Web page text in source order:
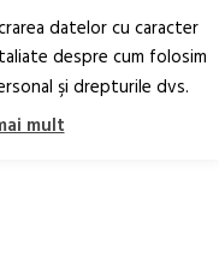
RO EN
datelor cu caracter
despre cum folosim
şi drepturile dvs.
mult